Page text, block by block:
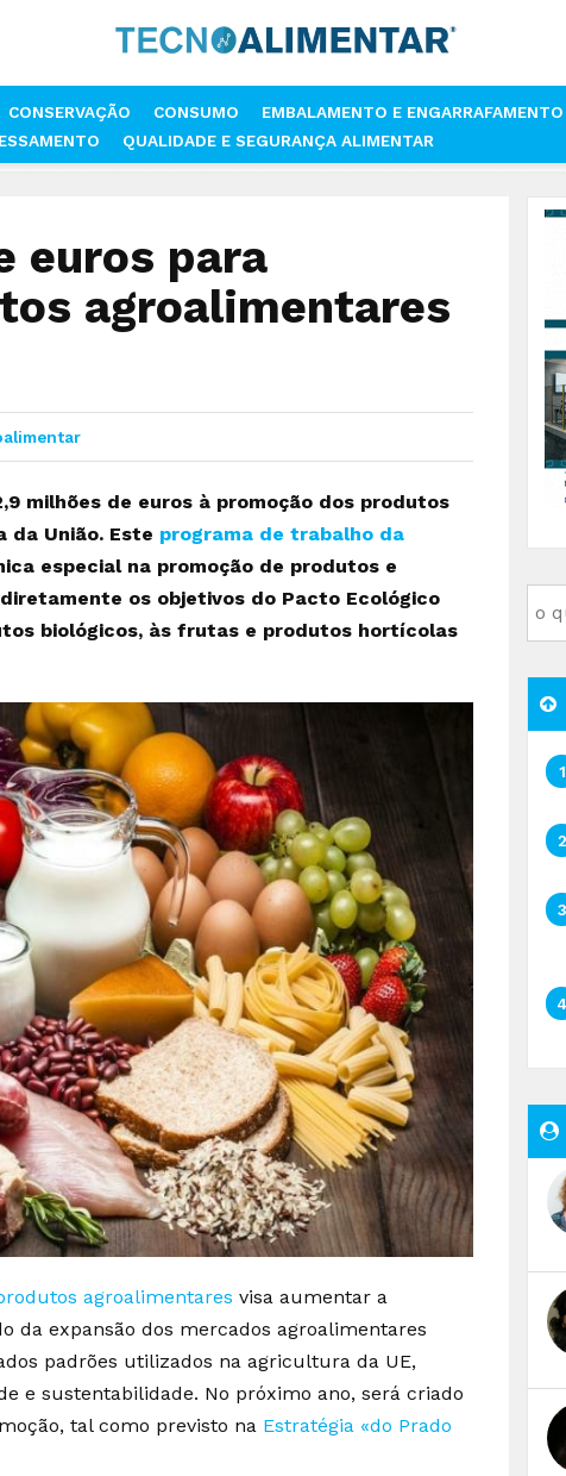
CONSERVAÇÃO CONSUMO
EMBALAMENTO E ENGARRAFAMENTO
QUALIDADE E SEGURANÇA ALIMENTAR
DE EUROS PARA PROMOVER PRODUTOS AGROALIMENTARES
euros para
agroalimentares
milhões de euros à promoção dos produtos
da União. Este programa de trabalho da
especial na promoção de produtos e
os objetivos do Pacto Ecológico
biológicos, às frutas e produtos hortícolas
agroalimentares visa aumentar a
da expansão dos mercados agroalimentares
padrões utilizados na agricultura da UE,
e sustentabilidade. No próximo ano, será criado
tal como previsto na Estratégia «do Prado